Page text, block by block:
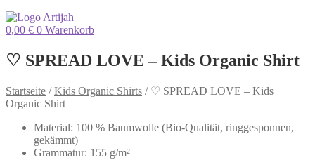
0,00 € 0 Warenkorb
♡ SPREAD LOVE – Kids Organic Shirt
Startseite /Kids Organic Shirts / ♡ SPREAD LOVE – Kids
Organic Shirt
Material: 100 % Baumwolle (Bio-Qualität, ringgesponnen,
gekämmt)
Grammatur: 155 g/m²